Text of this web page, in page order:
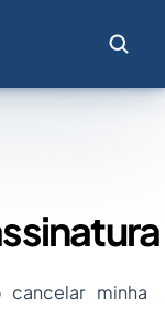
minha